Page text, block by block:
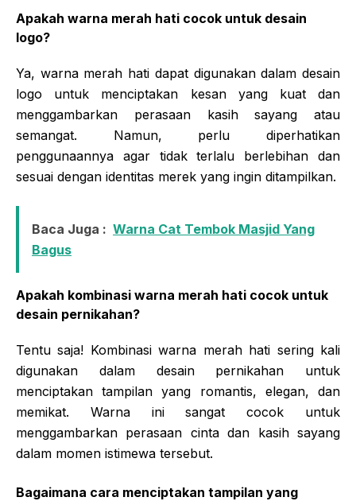
Apakah warna merah hati cocok untuk desain
logo?
Ya, warna merah hati dapat digunakan dalam desain
logo untuk menciptakan kesan yang kuat dan
menggambarkan perasaan kasih sayang atau
semangat. Namun, perlu diperhatikan
penggunaannya agar tidak terlalu berlebihan dan
sesuai dengan identitas merek yang ingin ditampilkan.
Baca Juga : Warna Cat Tembok Masjid Yang
Bagus
Apakah kombinasi warna merah hati cocok untuk
desain pernikahan?
Tentu saja! Kombinasi warna merah hati sering kali
digunakan dalam desain pernikahan untuk
menciptakan tampilan yang romantis, elegan, dan
memikat. Warna ini sangat cocok untuk
menggambarkan perasaan cinta dan kasih sayang
dalam momen istimewa tersebut.
Bagaimana cara menciptakan tampilan yang